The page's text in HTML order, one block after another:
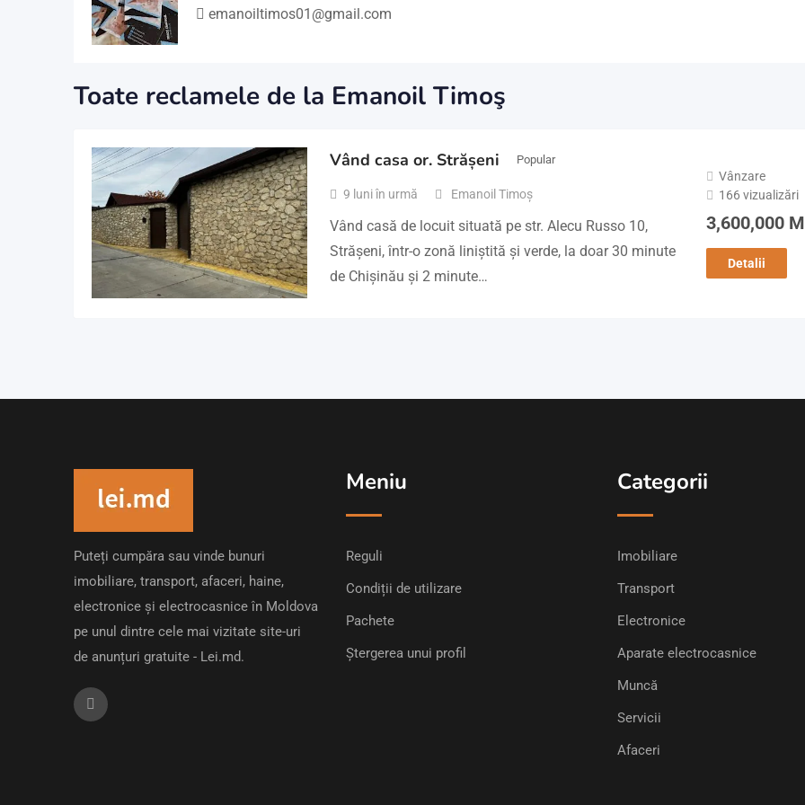
emanoiltimos01@gmail.com
Toate reclamele de la Emanoil Timoş
Vând casa or. Strășeni Popular
9 luni în urmă Emanoil Timoş
Vând casă de locuit situată pe str. Alecu Russo 10,
Strășeni, într-o zonă liniștită și verde, la doar 30 minute
de Chișinău și 2 minute…
Vânzare
166 vizualizări
3,600,000
Detalii
Puteți cumpăra sau vinde bunuri
imobiliare, transport, afaceri, haine,
electronice și electrocasnice în Moldova
pe unul dintre cele mai vizitate site-uri
de anunțuri gratuite - Lei.md.
Meniu
Reguli
Condiții de utilizare
Pachete
Ștergerea unui profil
Categorii
Imobiliare
Transport
Electronice
Aparate electrocasnice
Muncă
Servicii
Afaceri